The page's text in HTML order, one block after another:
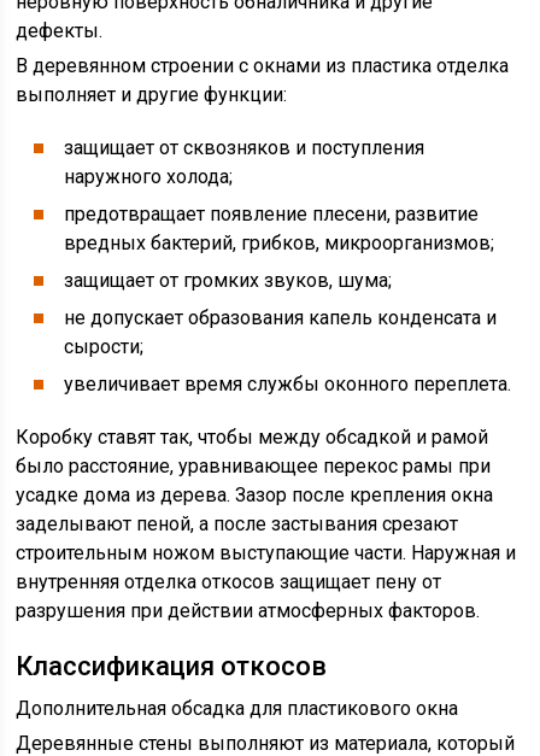
дефекты.
В деревянном строении с окнами из пластика отделка
выполняет и другие функции:
защищает от сквозняков и поступления
наружного холода;
предотвращает появление плесени, развитие
вредных бактерий, грибков, микроорганизмов;
защищает от громких звуков, шума;
не допускает образования капель конденсата и
сырости;
увеличивает время службы оконного переплета.
Коробку ставят так, чтобы между обсадкой и рамой
было расстояние, уравнивающее перекос рамы при
усадке дома из дерева. Зазор после крепления окна
заделывают пеной, а после застывания срезают
строительным ножом выступающие части. Наружная и
внутренняя отделка откосов защищает пену от
разрушения при действии атмосферных факторов.
Классификация откосов
Дополнительная обсадка для пластикового окна
Деревянные стены выполняют из материала, который